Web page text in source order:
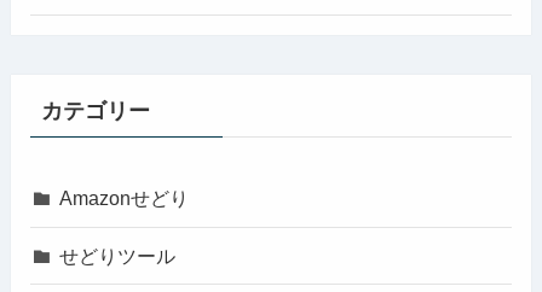
カテゴリー
Amazonせどり
せどりツール